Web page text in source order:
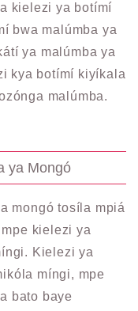
kielezi ya botímí
bwa malúmba ya
ya malúmba ya
kya botímí kiyíkala
malúmba.
ya Mongó
mongó tosíla mpiá
kielezi ya
Kielezi ya
míngi, mpe
bato baye